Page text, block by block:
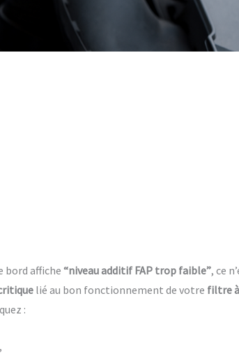
bord affiche “niveau additif FAP trop faible”, ce
lié au bon fonctionnement de votre filtre
:
,